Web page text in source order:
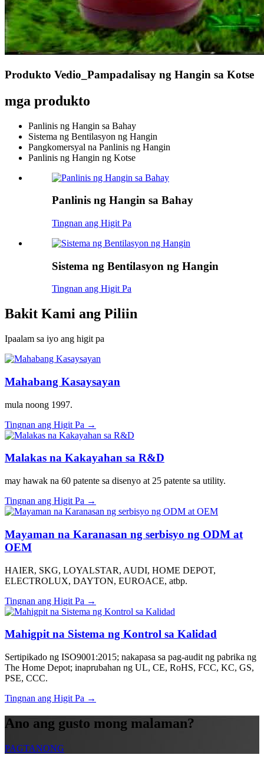
Produkto Vedio_Pampadalisay ng Hangin sa Kotse
mga produkto
Panlinis ng Hangin sa Bahay
Sistema ng Bentilasyon ng Hangin
Pangkomersyal na Panlinis ng Hangin
Panlinis ng Hangin ng Kotse
Panlinis ng Hangin sa Bahay
Tingnan ang Higit Pa
Sistema ng Bentilasyon ng Hangin
Tingnan ang Higit Pa
Bakit Kami ang Piliin
Ipaalam sa iyo ang higit pa
Mahabang Kasaysayan
mula noong 1997.
Tingnan ang Higit Pa →
Malakas na Kakayahan sa R&D
may hawak na 60 patente sa disenyo at 25 patente sa utility.
Tingnan ang Higit Pa →
Mayaman na Karanasan ng serbisyo ng ODM at
OEM
HAIER, SKG, LOYALSTAR, AUDI, HOME DEPOT,
ELECTROLUX, DAYTON, EUROACE, atbp.
Tingnan ang Higit Pa →
Mahigpit na Sistema ng Kontrol sa Kalidad
Sertipikado ng ISO9001:2015; nakapasa sa pag-audit ng pabrika ng
The Home Depot; inaprubahan ng UL, CE, RoHS, FCC, KC, GS,
PSE, CCC.
Tingnan ang Higit Pa →
Ano ang gusto mong malaman?
PAGTANONG